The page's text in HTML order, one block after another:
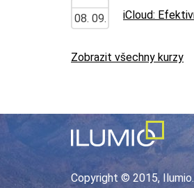
08. 09. iCloud:
Zobrazit všechny kurzy
Copyright © 2015,